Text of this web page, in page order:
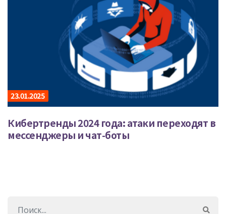
23.01.2025
Кибертренды 2024 года: атаки переходят в
мессенджеры и чат-боты